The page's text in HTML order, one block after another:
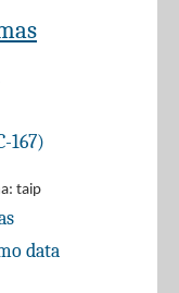
167)
taip
data